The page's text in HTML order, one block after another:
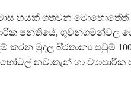
හයක් ගතවන
පන්තියේ, ගුවන්ගමන්වල
මුදල බි‍්‍රතාන්‍ය පවුම්
නවාතැන් හා